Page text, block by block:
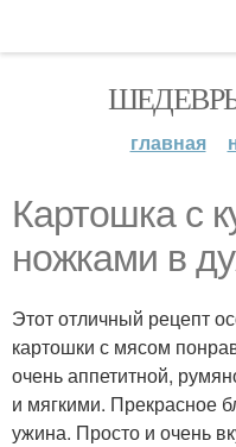
главная
Картошка с
ножками в
Этот отличный рецепт
картошки с мясом
очень аппетитной,
и мягкими. Прекрасное
ужина. Просто и очень